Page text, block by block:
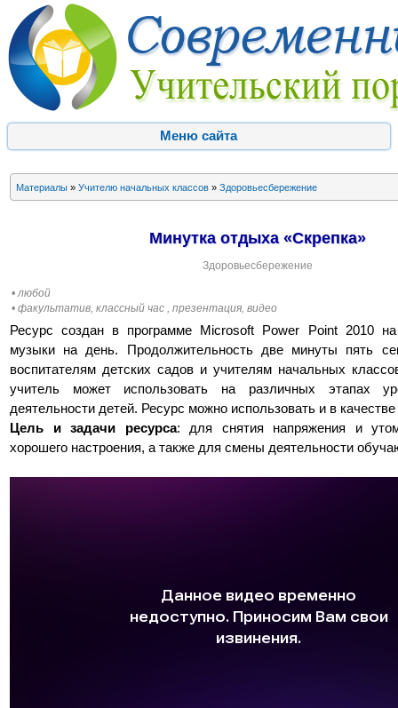
Меню сайта
Материалы» Учителю начальных классов» Здоровьесбережение
Минутка отдыха «Скрепка»
Здоровьесбережение
• любой
• факультатив, классный час , презентация, видео
Ресурс создан в программе Microsoft Power Point 2010
музыки на день. Продолжительность две минуты пять
воспитателям детских садов и учителям начальных
учитель может использовать на различных этапах
деятельности детей. Ресурс можно использовать и в
Цель и задачи ресурса: для снятия напряжения и
хорошего настроения, а также для смены деятельности